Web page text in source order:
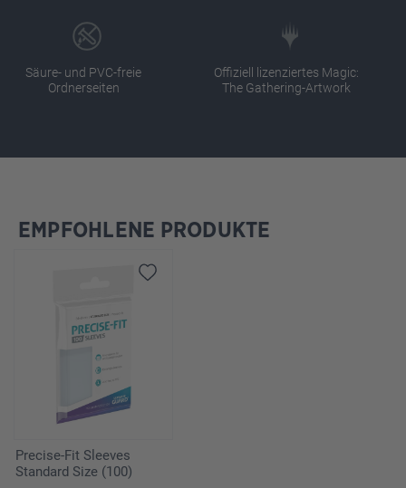
Säure- und PVC-freie
Ordnerseiten
Offiziell lizenziertes Magic:
The Gathering-Artwork
Produktgalerie überspringen
EMPFOHLENE PRODUKTE
Precise-Fit Sleeves
Standard Size (100)